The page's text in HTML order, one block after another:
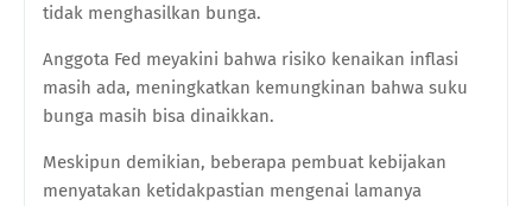
tidak menghasilkan bunga.
Anggota Fed meyakini bahwa risiko kenaikan inflasi
masih ada, meningkatkan kemungkinan bahwa suku
bunga masih bisa dinaikkan.
Meskipun demikian, beberapa pembuat kebijakan
menyatakan ketidakpastian mengenai lamanya